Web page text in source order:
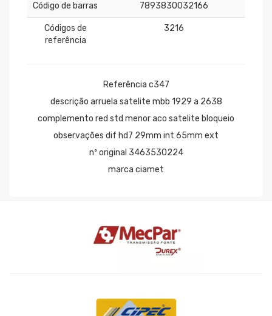
Código de barras 7893830032166
Códigos de
referência
3216
Referência c347
descrição arruela satelite mbb 1929 a 2638
complemento red std menor aco satelite bloqueio
observações dif hd7 29mm int 65mm ext
nº original 3463530224
marca ciamet